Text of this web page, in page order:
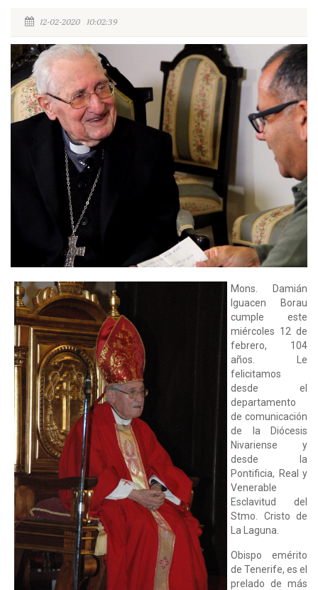
12-02-2020 10:02:39
Mons. Da­mián
Igua­cen Bo­rau
cum­ple este
miércoles 12 de
febrero, 104
años. Le
felicitamos
desde el
departamento
de comunicación
de la Diócesis
Nivariense y
desde la
Pontificia, Real y
Venerable
Esclavitud del
Stmo. Cristo de
La Laguna.
Obis­po emé­ri­to
de Te­ne­ri­fe, es el
pre­la­do de más